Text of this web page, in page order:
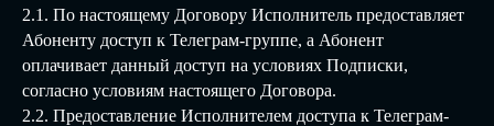
2.1. По настоящему Договору Исполнитель предоставляет
Абоненту доступ к Телеграм-группе, а Абонент
оплачивает данный доступ на условиях Подписки,
согласно условиям настоящего Договора.
2.2. Предоставление Исполнителем доступа к Телеграм-